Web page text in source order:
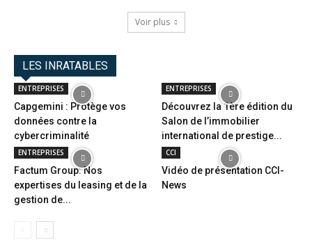
Voir plus
LES INRATABLES
ENTREPRISES
Capgemini : Protège vos
données contre la
cybercriminalité
ENTREPRISES
Découvrez la 1ère édition du
Salon de l’immobilier
international de prestige...
ENTREPRISES
Factum Group: Nos
expertises du leasing et de la
gestion de...
CCI
Vidéo de présentation CCI-
News